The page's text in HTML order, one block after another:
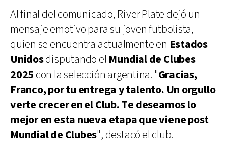
Al final del comunicado, River Plate dejó un
mensaje emotivo para su joven futbolista,
quien se encuentra actualmente en Estados
Unidosdisputando el Mundial de Clubes
2025 con la selección argentina. "Gracias,
Franco, por tu entrega y talento. Un orgullo
verte crecer en el Club. Te deseamos lo
mejor en esta nueva etapa que viene post
Mundial de Clubes", destacó el club.